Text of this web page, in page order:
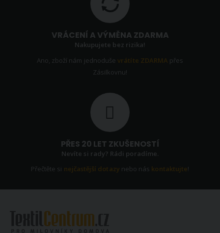
VRÁCENÍ A VÝMĚNA ZDARMA
Nakupujete bez rizika!
Ano, zboží nám jednoduševrátíte ZDARMA přes
Zásilkovnu!
PŘES 20 LET ZKUŠENOSTÍ
Nevíte si rady? Rádi poradíme.
Přečtěte si nejčastější dotazy nebo nás kontaktujte!